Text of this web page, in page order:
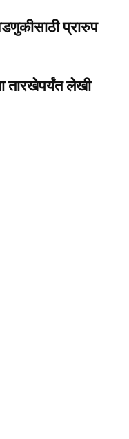
प्रारुप
तारखेपर्यंत लेखी